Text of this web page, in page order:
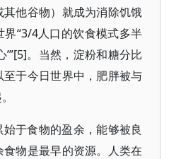
他谷物）就成为消除饥饿
“3/4人口的饮食模式多半
’”[5]。当然，淀粉和糖分比
于今日世界中，肥胖被与
于食物的盈余，能够被良
物是最早的资源。人类在